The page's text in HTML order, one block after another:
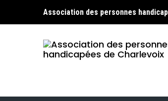
Association des personnes